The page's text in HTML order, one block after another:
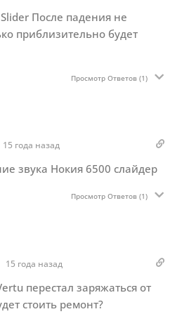
После падения не
приблизительно будет
Просмотр Ответов(1)
15 года назад
звука Нокия 6500 слайдер
Просмотр Ответов(1)
15 года назад
перестал заряжаться от
стоить ремонт?